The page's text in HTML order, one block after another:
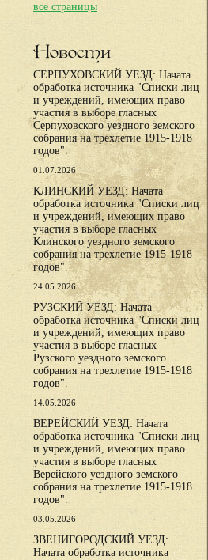
все страницы
Новости
СЕРПУХОВСКИЙ УЕЗД: Начата
обработка источника "Списки лиц
и учреждений, имеющих право
участия в выборе гласных
Серпуховского уездного земского
собрания на трехлетие 1915-1918
годов".
01.07.2026
КЛИНСКИЙ УЕЗД: Начата
обработка источника "Списки лиц
и учреждений, имеющих право
участия в выборе гласных
Клинского уездного земского
собрания на трехлетие 1915-1918
годов".
24.05.2026
РУЗСКИЙ УЕЗД: Начата
обработка источника "Списки лиц
и учреждений, имеющих право
участия в выборе гласных
Рузского уездного земского
собрания на трехлетие 1915-1918
годов".
14.05.2026
ВЕРЕЙСКИЙ УЕЗД: Начата
обработка источника "Списки лиц
и учреждений, имеющих право
участия в выборе гласных
Верейского уездного земского
собрания на трехлетие 1915-1918
годов".
03.05.2026
ЗВЕНИГОРОДСКИЙ УЕЗД:
Начата обработка источника